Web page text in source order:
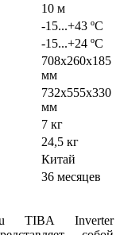
10 м
-15...+43 ºС
-15...+24 ºС
708x260x185
мм
732x555x330
мм
7 кг
24,5 кг
Китай
36 месяцев
TIBA Inverter